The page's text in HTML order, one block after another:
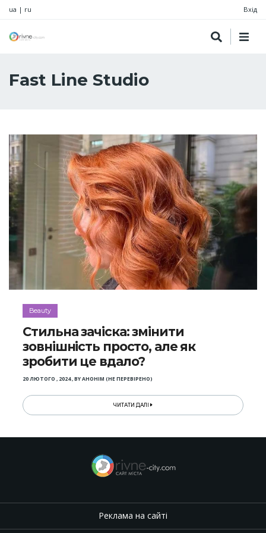
ua | ru Вхід
Fast Line Studio
Beauty
Стильна зачіска: змінити
зовнішність просто, але як
зробити це вдало?
20 ЛЮТОГО , 2024,BYАНОНІМ (НЕ ПЕРЕВІРЕНО)
ЧИТАТИ ДАЛІ
Реклама на сайті